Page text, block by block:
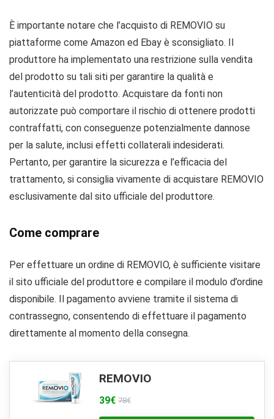
È importante notare che l’acquisto di REMOVIO su
piattaforme come Amazon ed Ebay è sconsigliato. Il
produttore ha implementato una restrizione sulla vendita
del prodotto su tali siti per garantire la qualità e
l’autenticità del prodotto. Acquistare da fonti non
autorizzate può comportare il rischio di ottenere prodotti
contraffatti, con conseguenze potenzialmente dannose
per la salute, inclusi effetti collaterali indesiderati.
Pertanto, per garantire la sicurezza e l’efficacia del
trattamento, si consiglia vivamente di acquistare REMOVIO
esclusivamente dal sito ufficiale del produttore.
Come comprare
Per effettuare un ordine di REMOVIO, è sufficiente visitare
il sito ufficiale del produttore e compilare il modulo d’ordine
disponibile. Il pagamento avviene tramite il sistema di
contrassegno, consentendo di effettuare il pagamento
direttamente al momento della consegna.
REMOVIO
39€ 78€